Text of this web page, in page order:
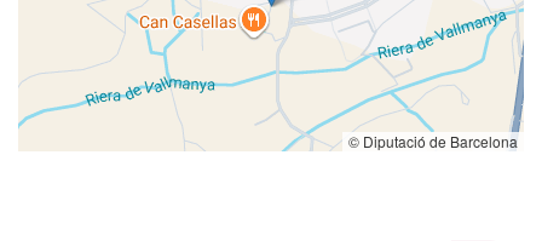
© Diputació de Barcelona